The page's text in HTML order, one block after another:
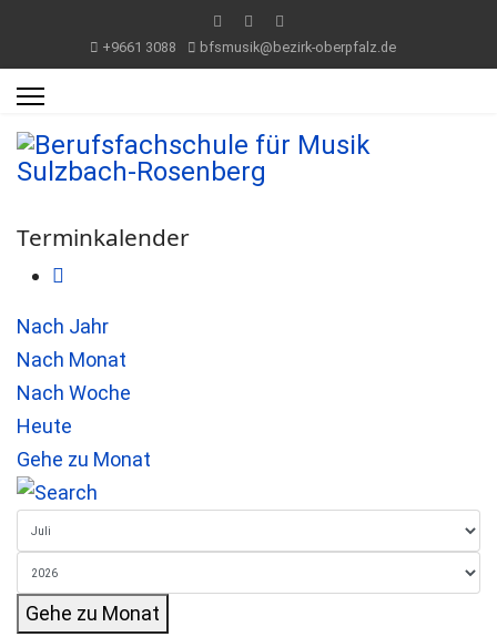
+9661 3088 bfsmusik@bezirk-oberpfalz.de
Terminkalender
Nach Jahr
Nach Monat
Nach Woche
Heute
Gehe zu Monat
Gehe zu Monat